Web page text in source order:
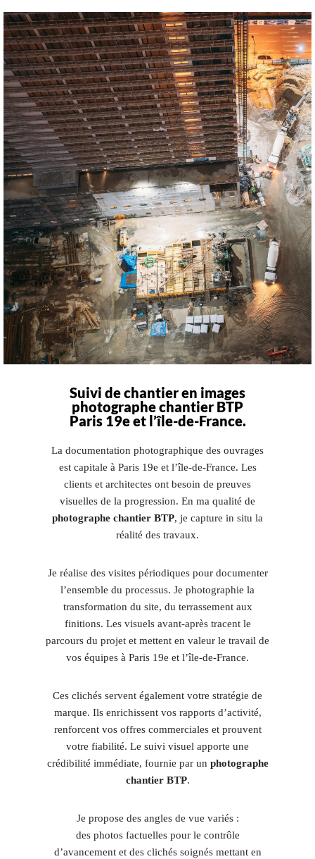
Suivi de chantier en images
photographe chantier BTP
Paris 19e et l’île-de-France.
La documentation photographique des ouvrages
est capitale à Paris 19e et l’île-de-France. Les
clients et architectes ont besoin de preuves
visuelles de la progression. En ma qualité de
photographe chantier BTP, je capture in situ la
réalité des travaux.
Je réalise des visites périodiques pour documenter
l’ensemble du processus. Je photographie la
transformation du site, du terrassement aux
finitions. Les visuels avant-après tracent le
parcours du projet et mettent en valeur le travail de
vos équipes à Paris 19e et l’île-de-France.
Ces clichés servent également votre stratégie de
marque. Ils enrichissent vos rapports d’activité,
renforcent vos offres commerciales et prouvent
votre fiabilité. Le suivi visuel apporte une
crédibilité immédiate, fournie par un photographe
chantier BTP.
Je propose des angles de vue variés :
des photos factuelles pour le contrôle
d’avancement et des clichés soignés mettant en